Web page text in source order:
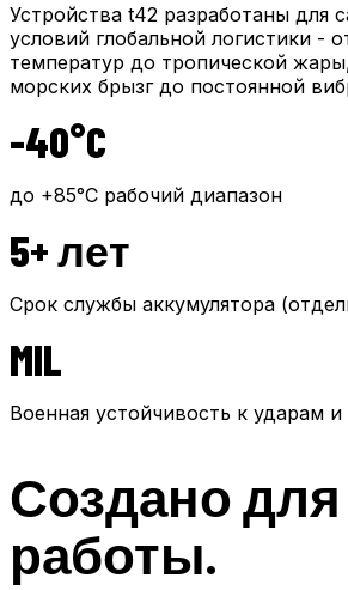
Устройства t42 разработаны для
условий глобальной логистики -
температур до тропической
морских брызг до постоянной
-40°C
до +85°C рабочий диапазон
5+ лет
Срок службы аккумулятора
MIL
Военная устойчивость к ударам
Создано для
работы.